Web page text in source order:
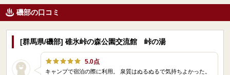
磯部の口コミ
[群馬県/磯部] 碓氷峠の森公園交流館 峠の湯
5.0点
キャンプで宿泊の際に利用。 泉質はぬるぬるで気持ちよかった。